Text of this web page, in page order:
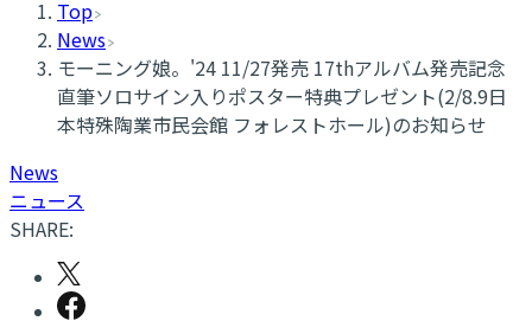
Top
News
モーニング娘。'24 11/27発売 17thアルバム発売記念
直筆ソロサイン入りポスター特典プレゼント(2/8.9日
本特殊陶業市民会館 フォレストホール)のお知らせ
News
ニュース
SHARE: